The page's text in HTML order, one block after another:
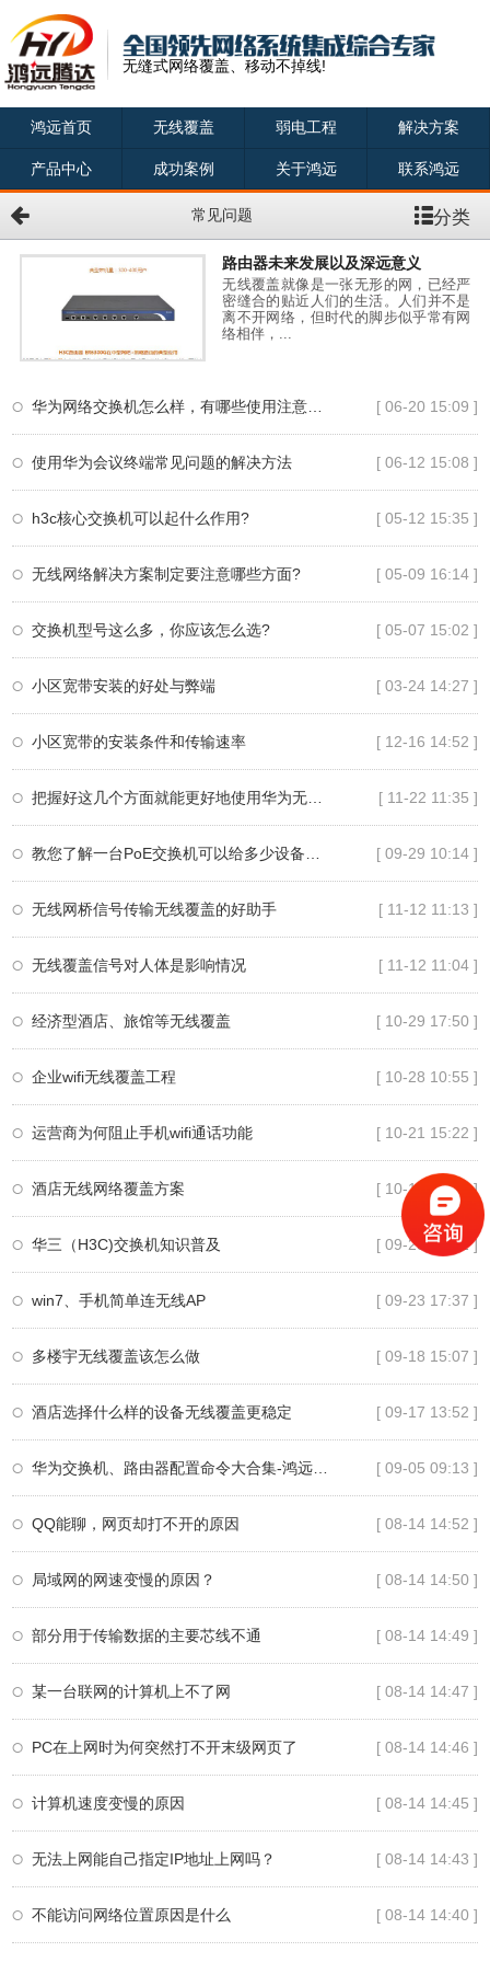
无缝式网络覆盖、移动不掉线!
鸿远首页 无线覆盖 弱电工程 解决方案
产品中心 成功案例 关于鸿远 联系鸿远
常见问题 分类
路由器未来发展以及深远意义
无线覆盖就像是一张无形的网，已经严
密缝合的贴近人们的生活。人们并不是
离不开网络，但时代的脚步似乎常有网
络相伴，...
华为网络交换机怎么样，有哪些使用注意事项? [ 06-20 15:09 ]
使用华为会议终端常见问题的解决方法 [ 06-12 15:08 ]
h3c核心交换机可以起什么作用? [ 05-12 15:35 ]
无线网络解决方案制定要注意哪些方面? [ 05-09 16:14 ]
交换机型号这么多，你应该怎么选? [ 05-07 15:02 ]
小区宽带安装的好处与弊端 [ 03-24 14:27 ]
小区宽带的安装条件和传输速率 [ 12-16 14:52 ]
把握好这几个方面就能更好地使用华为无线ap [ 11-22 11:35 ]
教您了解一台PoE交换机可以给多少设备供电 [ 09-29 10:14 ]
无线网桥信号传输无线覆盖的好助手 [ 11-12 11:13 ]
无线覆盖信号对人体是影响情况 [ 11-12 11:04 ]
经济型酒店、旅馆等无线覆盖 [ 10-29 17:50 ]
企业wifi无线覆盖工程 [ 10-28 10:55 ]
运营商为何阻止手机wifi通话功能 [ 10-21 15:22 ]
酒店无线网络覆盖方案 [ 10-14 17:01 ]
华三（H3C)交换机知识普及 [ 09-28 16:31 ]
win7、手机简单连无线AP [ 09-23 17:37 ]
多楼宇无线覆盖该怎么做 [ 09-18 15:07 ]
酒店选择什么样的设备无线覆盖更稳定 [ 09-17 13:52 ]
华为交换机、路由器配置命令大合集-鸿远腾达技术部 [ 09-05 09:13 ]
QQ能聊，网页却打不开的原因 [ 08-14 14:52 ]
局域网的网速变慢的原因？ [ 08-14 14:50 ]
部分用于传输数据的主要芯线不通 [ 08-14 14:49 ]
某一台联网的计算机上不了网 [ 08-14 14:47 ]
PC在上网时为何突然打不开末级网页了 [ 08-14 14:46 ]
计算机速度变慢的原因 [ 08-14 14:45 ]
无法上网能自己指定IP地址上网吗？ [ 08-14 14:43 ]
不能访问网络位置原因是什么 [ 08-14 14:40 ]